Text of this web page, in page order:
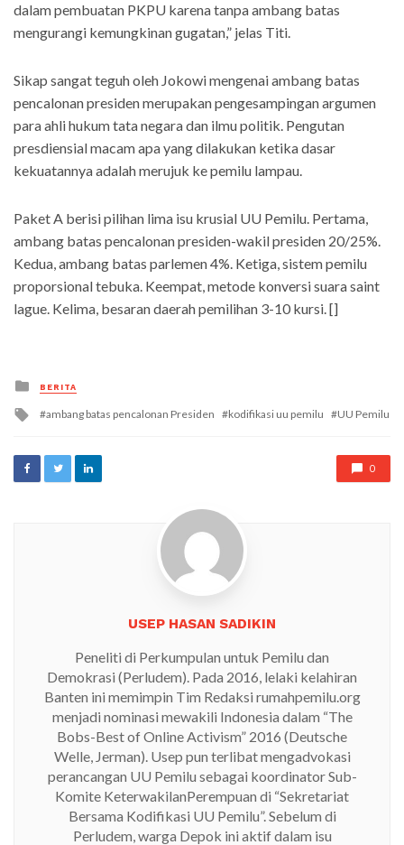
dalam pembuatan PKPU karena tanpa ambang batas
mengurangi kemungkinan gugatan,” jelas Titi.
Sikap sangat teguh oleh Jokowi mengenai ambang batas
pencalonan presiden merupakan pengesampingan argumen
para ahli hukum tata negara dan ilmu politik. Pengutan
presdiensial macam apa yang dilakukan ketika dasar
kekuatannya adalah merujuk ke pemilu lampau.
Paket A berisi pilihan lima isu krusial UU Pemilu. Pertama,
ambang batas pencalonan presiden-wakil presiden 20/25%.
Kedua, ambang batas parlemen 4%. Ketiga, sistem pemilu
proporsional tebuka. Keempat, metode konversi suara saint
lague. Kelima, besaran daerah pemilihan 3-10 kursi. []
Posted
in
BERITA
Tagged
ambang batas pencalonan Presiden kodifikasi uu pemilu UU Pemilu
0
USEP HASAN SADIKIN
Peneliti di Perkumpulan untuk Pemilu dan
Demokrasi (Perludem). Pada 2016, lelaki kelahiran
Banten ini memimpin Tim Redaksi rumahpemilu.org
menjadi nominasi mewakili Indonesia dalam “The
Bobs-Best of Online Activism” 2016 (Deutsche
Welle, Jerman). Usep pun terlibat mengadvokasi
perancangan UU Pemilu sebagai koordinator Sub-
Komite KeterwakilanPerempuan di “Sekretariat
Bersama Kodifikasi UU Pemilu”. Sebelum di
Perludem, warga Depok ini aktif dalam isu